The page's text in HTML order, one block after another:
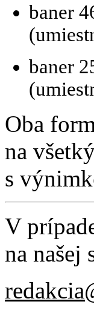
baner
baner
Oba
na
s
V
na našej